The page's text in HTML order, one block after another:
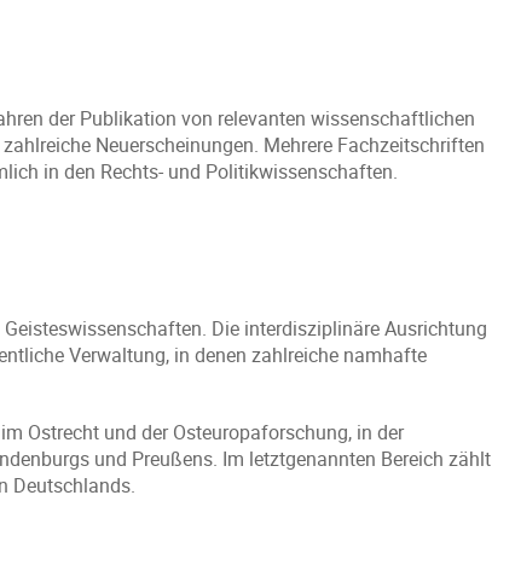
der Publikation von relevanten wissenschaftlichen
Neuerscheinungen. Mehrere Fachzeitschriften
in den Rechts- und Politikwissenschaften.
Die interdisziplinäre Ausrichtung
Verwaltung, in denen zahlreiche namhafte
Ostrecht und der Osteuropaforschung, in der
und Preußens. Im letztgenannten Bereich zählt
Deutschlands.